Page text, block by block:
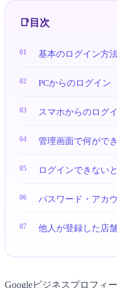
目次
基本のログイン方
PCからのログイン
スマホからのログ
管理画面で何がで
ログインできない
パスワード・アカ
他人が登録した店
Googleビジネスプロフィ